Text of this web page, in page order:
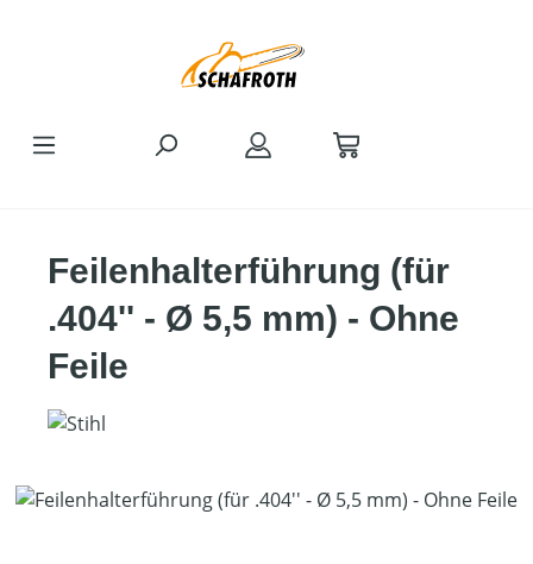
Feilenhalterführung (für
.404'' - Ø 5,5 mm) - Ohne
Feile
Bildergalerie überspringen